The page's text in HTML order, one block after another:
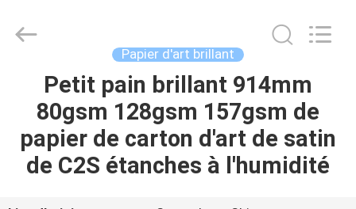
MAISON
GUANGZHOU
BMPAPER
Papier d'art brillant
Petit pain brillant 914mm
80gsm 128gsm 157gsm de
papier de carton d'art de satin
de C2S étanches à l'humidité